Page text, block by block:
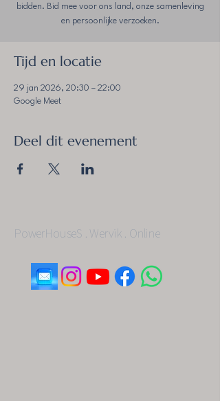
bidden. Bid mee voor ons land, onze samenleving
en persoonlijke verzoeken.
Tijd en locatie
29 jan 2026, 20:30 – 22:00
Google Meet
Deel dit evenement
PowerHouseS . Wervik . Online